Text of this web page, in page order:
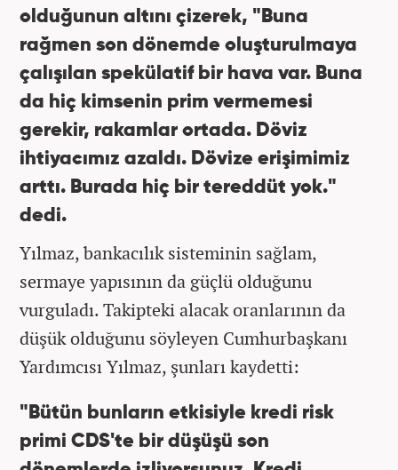
olduğunun altını çizerek, "Buna
rağmen son dönemde oluşturulmaya
çalışılan spekülatif bir hava var. Buna
da hiç kimsenin prim vermemesi
gerekir, rakamlar ortada. Döviz
ihtiyacımız azaldı. Dövize erişimimiz
arttı. Burada hiç bir tereddüt yok."
dedi.
Yılmaz, bankacılık sisteminin sağlam,
sermaye yapısının da güçlü olduğunu
vurguladı. Takipteki alacak oranlarının da
düşük olduğunu söyleyen Cumhurbaşkanı
Yardımcısı Yılmaz, şunları kaydetti:
"Bütün bunların etkisiyle kredi risk
primi CDS'te bir düşüşü son